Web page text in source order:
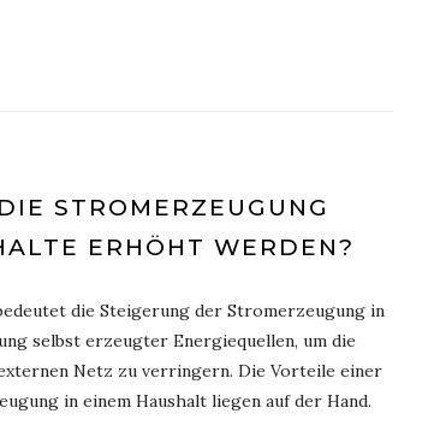
STROMERZEUGUNG
ERHÖHT WERDEN?
die Steigerung der Stromerzeugung in
selbst erzeugter Energiequellen, um die
Netz zu verringern. Die Vorteile einer
in einem Haushalt liegen auf der Hand.